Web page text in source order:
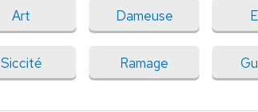
Art Dameuse
Siccité Ramage